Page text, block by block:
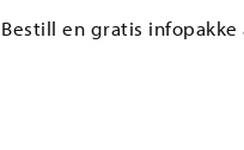
Bestill en gratis